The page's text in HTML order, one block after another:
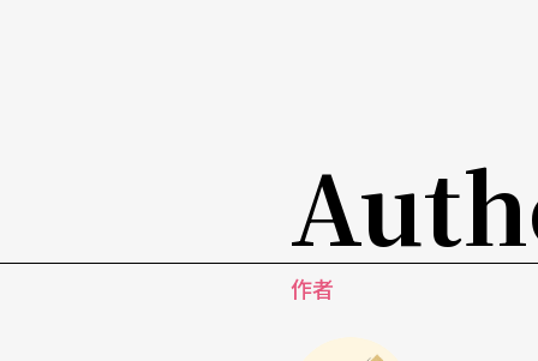
世姬「每每要等到小孩入睡，才利用夜深人靜
細碎，但是這一份女性音樂家對創作的熱忱，
音樂可以很輕易地被作曲家把玩於股掌之間，
作者